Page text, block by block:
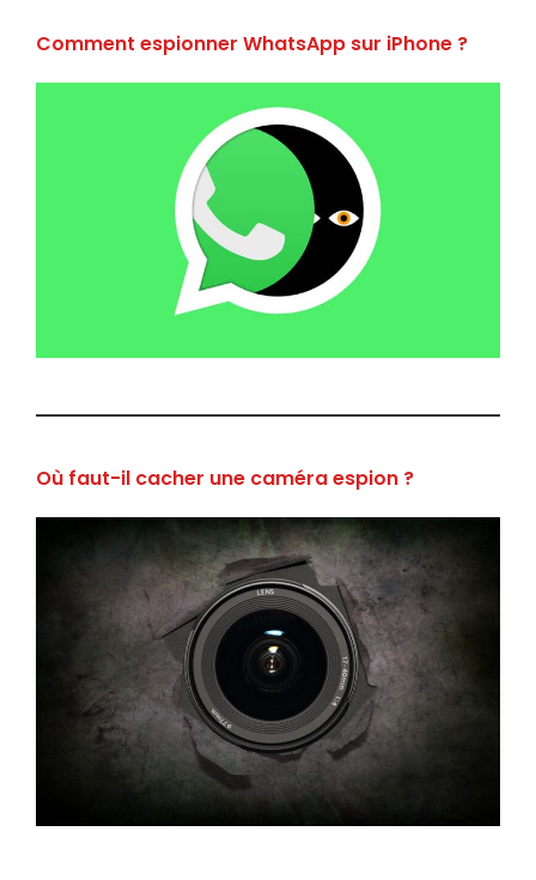
Comment espionner WhatsApp sur iPhone ?
Où faut-il cacher une caméra espion ?